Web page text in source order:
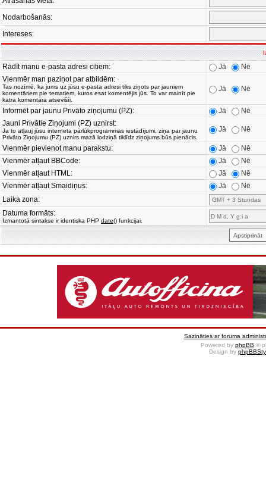
Nodarbošanās:
Intereses:
Rādīt manu e-pasta adresi citiem: Jā
Nē
Vienmēr man paziņot par atbildēm:
Tas nozīmē, ka jums uz jūsu e-pasta adresi tiks ziņots par jauniem
komentāriem pie tematiem, kuros esat komentējis jūs. To var mainīt pie
katra komentāra atsevišíi.
Jā Nē
Informēt par jaunu Privāto ziņojumu (PZ): Jā
Nē
Jauni Privātie Ziņojumi (PZ) uznirst:
Ja to atļauj jūsu interneta pārlūkprogrammas iestādījumi, ziņa par jaunu
Privāto Ziņojumu (PZ) uznirs mazā lodziņā tiklīdz ziņojums būs pienācis.
Jā Nē
Vienmēr pievienot manu parakstu: Jā
Nē
Vienmēr atļaut BBCode:
Jā
Nē
Vienmēr atļaut HTML:
Jā
Nē
Vienmēr atļaut Smaidiņus:
Jā
Nē
Laika zona:
Datuma formāts:
Izmantotā sintakse ir identiska PHP date() funkcijai.
Sazināties ar foruma
Powered by phpBB ©
Design by